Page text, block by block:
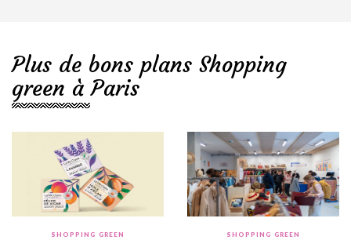
Plus de bons plans Shopping
green à Paris
SHOPPING GREEN SHOPPING GREEN